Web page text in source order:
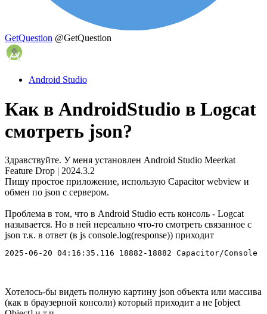
GetQuestion @GetQuestion
Android Studio
Как в AndroidStudio в Logcat
смотреть json?
Здравствуйте. У меня установлен Android Studio Meerkat
Feature Drop | 2024.3.2
Пишу простое приложение, использую Capacitor webview и
обмен по json с сервером.
Проблема в том, что в Android Studio есть консоль - Logcat
называется. Но в ней нереально что-то смотреть связанное с
json т.к. в ответ (в js console.log(response)) приходит
2025-06-20 04:16:35.116 18882-18882 Capacitor/
Хотелось-бы видеть полную картину json объекта или массива
(как в браузерной консоли) который приходит а не [object